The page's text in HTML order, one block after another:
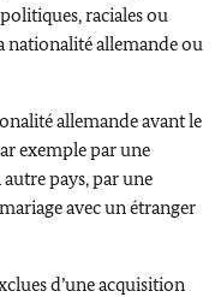
raciales ou
nationalité allemande ou
allemande avant le
exemple par une
pays, par une
avec un étranger
d’une acquisition